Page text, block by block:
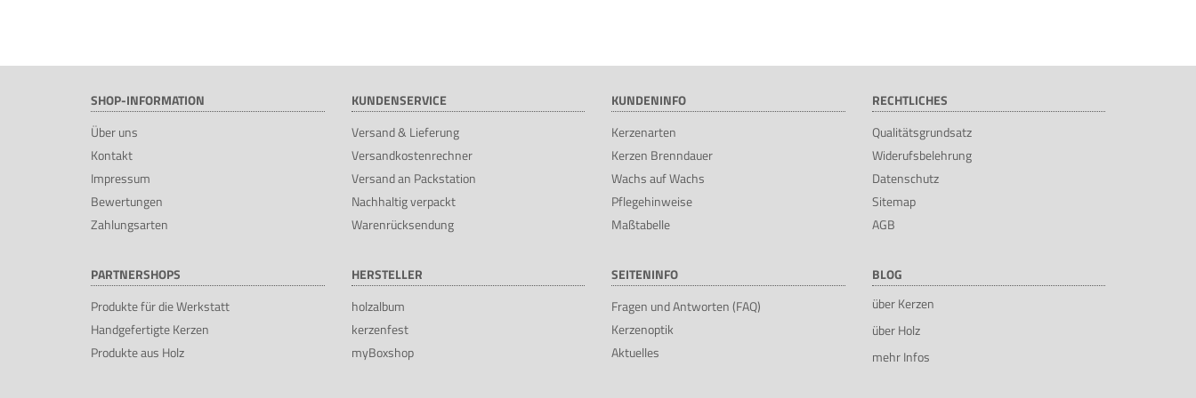
SHOP-INFORMATION
Über uns
Kontakt
Impressum
Bewertungen
Zahlungsarten
KUNDENSERVICE
Versand & Lieferung
Versandkostenrechner
Versand an Packstation
Nachhaltig verpackt
Warenrücksendung
KUNDENINFO
Kerzenarten
Kerzen Brenndauer
Wachs auf Wachs
Pflegehinweise
Maßtabelle
RECHTLICHES
Qualitätsgrundsatz
Widerufsbelehrung
Datenschutz
Sitemap
AGB
PARTNERSHOPS
Produkte für die Werkstatt
Handgefertigte Kerzen
Produkte aus Holz
HERSTELLER
holzalbum
kerzenfest
myBoxshop
SEITENINFO
Fragen und Antworten (FAQ)
Kerzenoptik
Aktuelles
BLOG
über Kerzen
über Holz
mehr Infos